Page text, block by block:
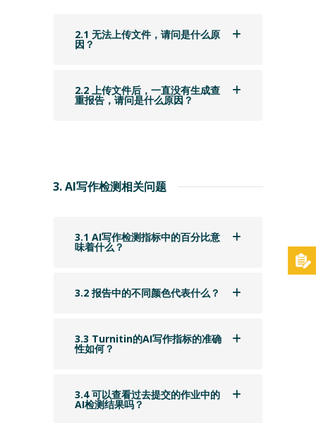
2.1 无法上传文件，请问是什么原
因？
2.2 上传文件后，一直没有生成查
重报告，请问是什么原因？
3. AI写作检测相关问题
3.1 AI写作检测指标中的百分比意
味着什么？
3.2 报告中的不同颜色代表什么？
3.3 Turnitin的AI写作指标的准确
性如何？
3.4 可以查看过去提交的作业中的
AI检测结果吗？